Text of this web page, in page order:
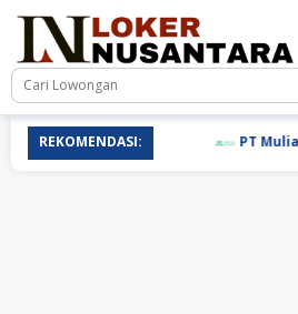
REKOMENDASI: PT Mulia